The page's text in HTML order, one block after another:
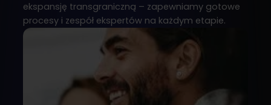
ekspansję transgraniczną – zapewniamy gotowe
procesy i zespół ekspertów na każdym etapie.